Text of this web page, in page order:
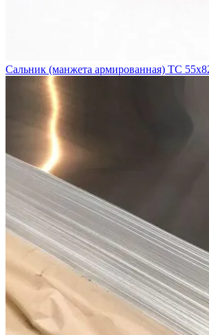
Сальник (манжета армированная) TC